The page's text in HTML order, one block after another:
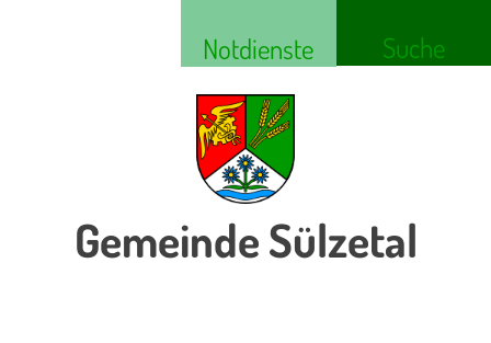
Notdienste Suche
Gemeinde Sülzetal